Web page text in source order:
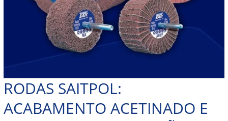
RODAS SAITPOL:
ACABAMENTO ACETINADO E